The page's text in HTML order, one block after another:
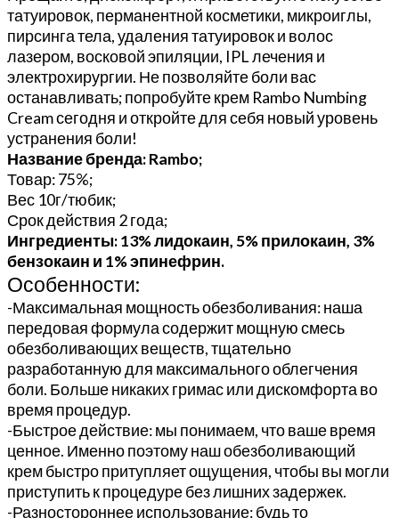
10г
татуировок, перманентной косметики, микроиглы,
пирсинга тела, удаления татуировок и волос
лазером, восковой эпиляции, IPL лечения и
электрохирургии. Не позволяйте боли вас
останавливать; попробуйте крем Rambo Numbing
Cream сегодня и откройте для себя новый уровень
устранения боли!
Название бренда: Rambo;
Товар: 75%;
Вес 10г/тюбик;
Срок действия 2 года;
Ингредиенты: 13% лидокаин, 5% прилокаин, 3%
бензокаин и 1% эпинефрин.
Особенности:
-Максимальная мощность обезболивания: наша
передовая формула содержит мощную смесь
обезболивающих веществ, тщательно
разработанную для максимального облегчения
боли. Больше никаких гримас или дискомфорта во
время процедур.
-Быстрое действие: мы понимаем, что ваше время
ценное. Именно поэтому наш обезболивающий
крем быстро притупляет ощущения, чтобы вы могли
приступить к процедуре без лишних задержек.
-Разностороннее использование: будь то